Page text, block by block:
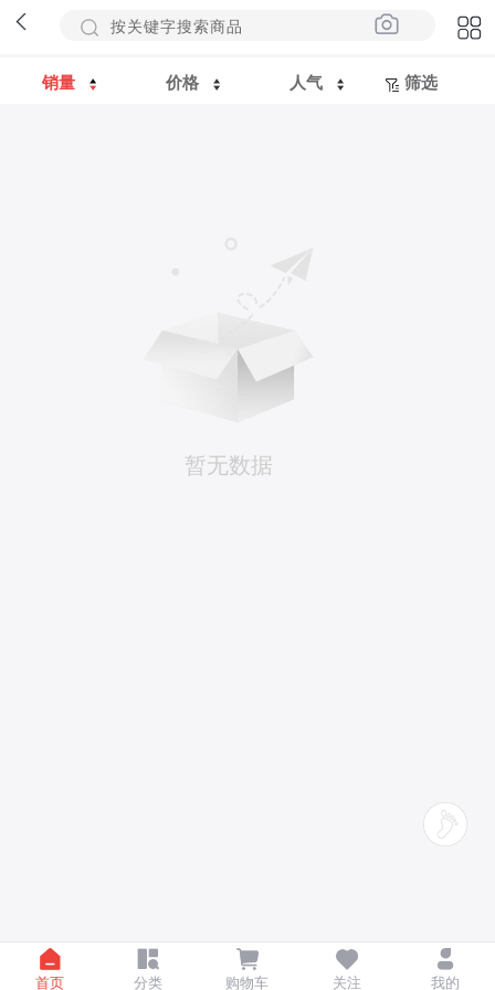
销量 价格 人气 筛选
暂无数据
首页 分类 购物车 关注 我的